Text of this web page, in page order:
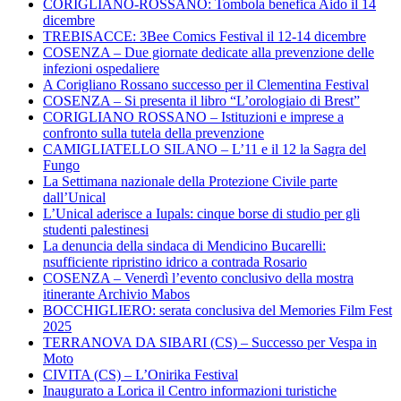
CORIGLIANO-ROSSANO: Tombola benefica Aido il 14
dicembre
TREBISACCE: 3Bee Comics Festival il 12-14 dicembre
COSENZA – Due giornate dedicate alla prevenzione delle
infezioni ospedaliere
A Corigliano Rossano successo per il Clementina Festival
COSENZA – Si presenta il libro “L’orologiaio di Brest”
CORIGLIANO ROSSANO – Istituzioni e imprese a
confronto sulla tutela della prevenzione
CAMIGLIATELLO SILANO – L’11 e il 12 la Sagra del
Fungo
La Settimana nazionale della Protezione Civile parte
dall’Unical
L’Unical aderisce a Iupals: cinque borse di studio per gli
studenti palestinesi
La denuncia della sindaca di Mendicino Bucarelli:
nsufficiente ripristino idrico a contrada Rosario
COSENZA – Venerdì l’evento conclusivo della mostra
itinerante Archivio Mabos
BOCCHIGLIERO: serata conclusiva del Memories Film Fest
2025
TERRANOVA DA SIBARI (CS) – Successo per Vespa in
Moto
CIVITA (CS) – L’Onirika Festival
Inaugurato a Lorica il Centro informazioni turistiche